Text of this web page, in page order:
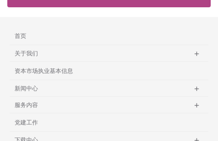
首页
关于我们
资本市场执业基本信息
新闻中心
服务内容
党建工作